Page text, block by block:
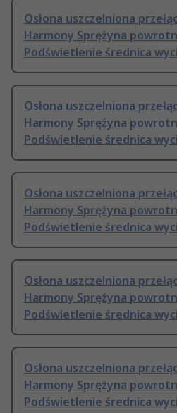
Osłona uszczelniona
Harmony Sprężyna
Podświetlenie średnica
Osłona uszczelniona
Harmony Sprężyna
Podświetlenie średnica
Osłona uszczelniona
Harmony Sprężyna
Podświetlenie średnica
Osłona uszczelniona
Harmony Sprężyna
Podświetlenie średnica
Osłona uszczelniona
Harmony Sprężyna
Podświetlenie średnica